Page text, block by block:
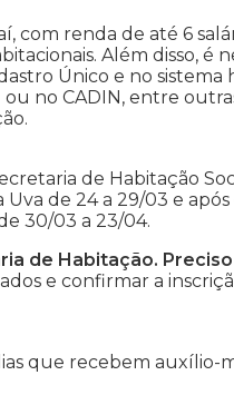
com renda de até 6
Além disso, é
Único e no
no CADIN, entre
de Habitação
de 24 a 29/03 e
30/03 a 23/04.
de Habitação.
e confirmar a
que recebem auxílio-